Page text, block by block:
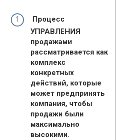
Процесс
УПРАВЛЕНИЯ
продажами
рассматривается как
комплекс
конкретных
действий, которые
может предпринять
компания, чтобы
продажи были
максимально
высокими.